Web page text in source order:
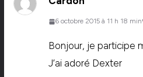
6 octobre 2015 à 11 h 18 min
Bonjour, je participe
J’ai adoré Dexter